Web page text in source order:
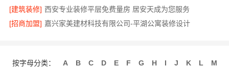
[建筑装修] 西安专业装修平层免费量房 居安天成为您服务
[招商加盟] 嘉兴家美建材科技有限公司-平湖公寓装修设计
按字母分类： A B C D E F G H I J K L
M